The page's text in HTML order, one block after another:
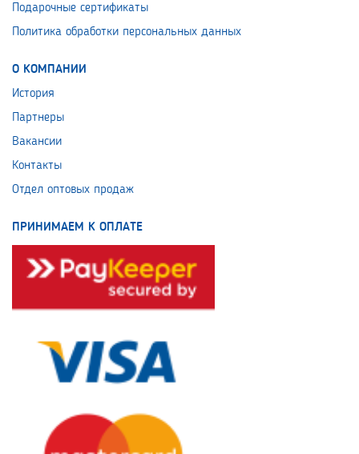
Подарочные сертификаты
Политика обработки персональных данных
О КОМПАНИИ
История
Партнеры
Вакансии
Контакты
Отдел оптовых продаж
ПРИНИМАЕМ К ОПЛАТЕ